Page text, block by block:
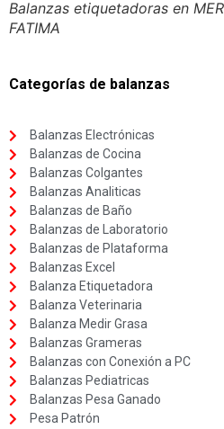
Balanzas etiquetadoras en
FATIMA
Categorías de balanzas
Balanzas Electrónicas
Balanzas de Cocina
Balanzas Colgantes
Balanzas Analiticas
Balanzas de Baño
Balanzas de Laboratorio
Balanzas de Plataforma
Balanzas Excel
Balanza Etiquetadora
Balanza Veterinaria
Balanza Medir Grasa
Balanzas Grameras
Balanzas con Conexión a PC
Balanzas Pediatricas
Balanzas Pesa Ganado
Pesa Patrón